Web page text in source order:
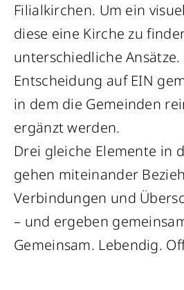
Filialkirchen. Um ein
diese eine Kirche zu
unterschiedliche
Entscheidung auf EIN
in dem die Gemeinden
ergänzt werden.
Drei gleiche Elemente in
gehen miteinander
Verbindungen und
– und ergeben
Gemeinsam. Lebendig.